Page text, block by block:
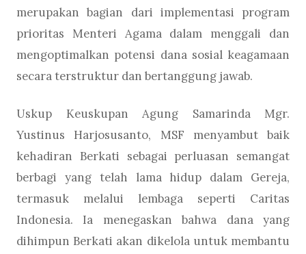
merupakan bagian dari implementasi program
prioritas Menteri Agama dalam menggali dan
mengoptimalkan potensi dana sosial keagamaan
secara terstruktur dan bertanggung jawab.
Uskup Keuskupan Agung Samarinda Mgr.
Yustinus Harjosusanto, MSF menyambut baik
kehadiran Berkati sebagai perluasan semangat
berbagi yang telah lama hidup dalam Gereja,
termasuk melalui lembaga seperti Caritas
Indonesia. Ia menegaskan bahwa dana yang
dihimpun Berkati akan dikelola untuk membantu